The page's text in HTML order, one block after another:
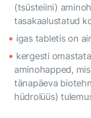
(tsüsteiini)
tasakaalustatud
igas tabletis on
kergesti
aminohapped,
tänapäeva
hüdrolüüs)